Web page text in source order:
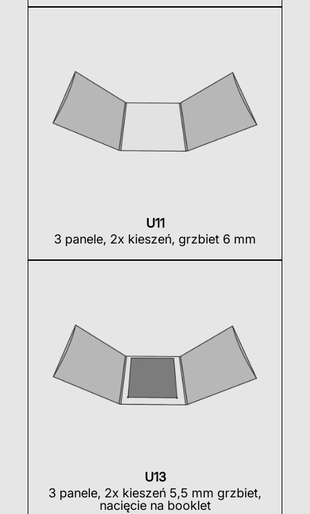
U11
3 panele, 2x kieszeń, grzbiet 6 mm
U13
3 panele, 2x kieszeń 5,5 mm grzbiet,
nacięcie na booklet